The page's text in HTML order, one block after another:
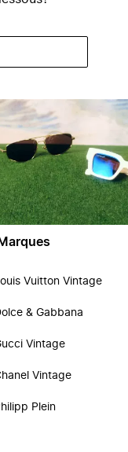
Marques
Vuitton Vintage
& Gabbana
Vintage
Vintage
Plein